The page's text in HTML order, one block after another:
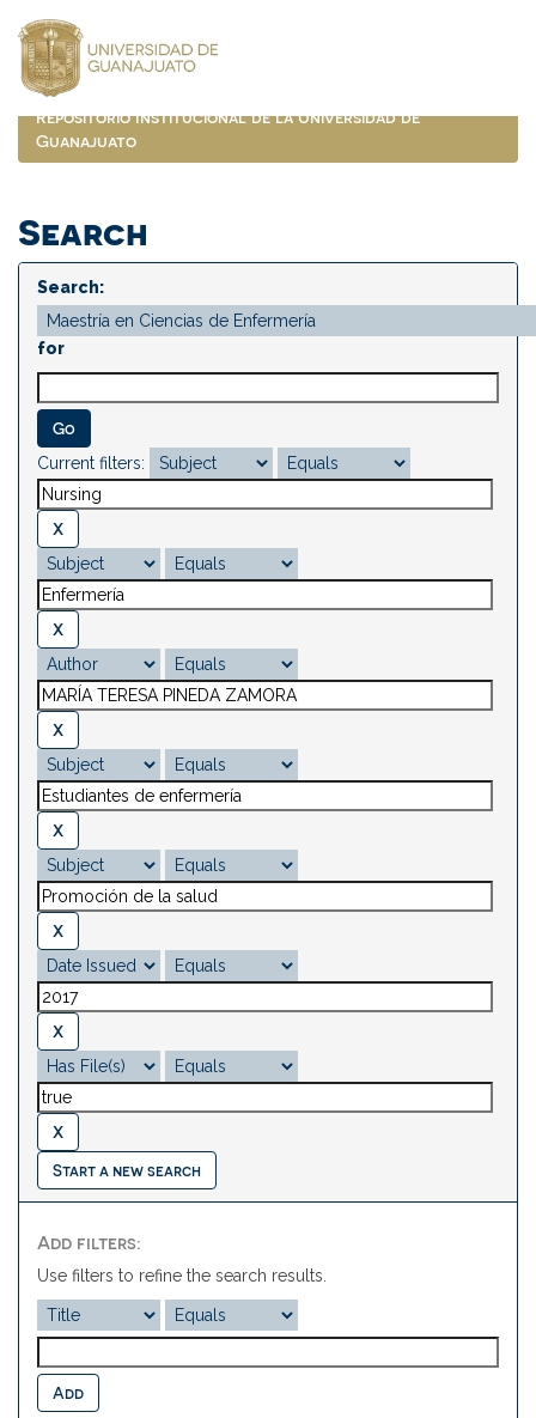
navigation
Repositorio Institucional de la Universidad de
Guanajuato
Search
Search:
for
Current filters:
Start a new search
Add filters:
Use filters to refine the search results.